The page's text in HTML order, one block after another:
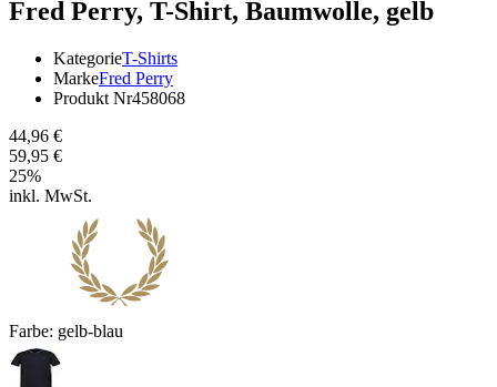
Fred Perry, T-Shirt, Baumwolle, gelb
KategorieT-Shirts
MarkeFred Perry
Produkt Nr458068
44,96 €
59,95 €
25%
inkl. MwSt.
Farbe: gelb-blau